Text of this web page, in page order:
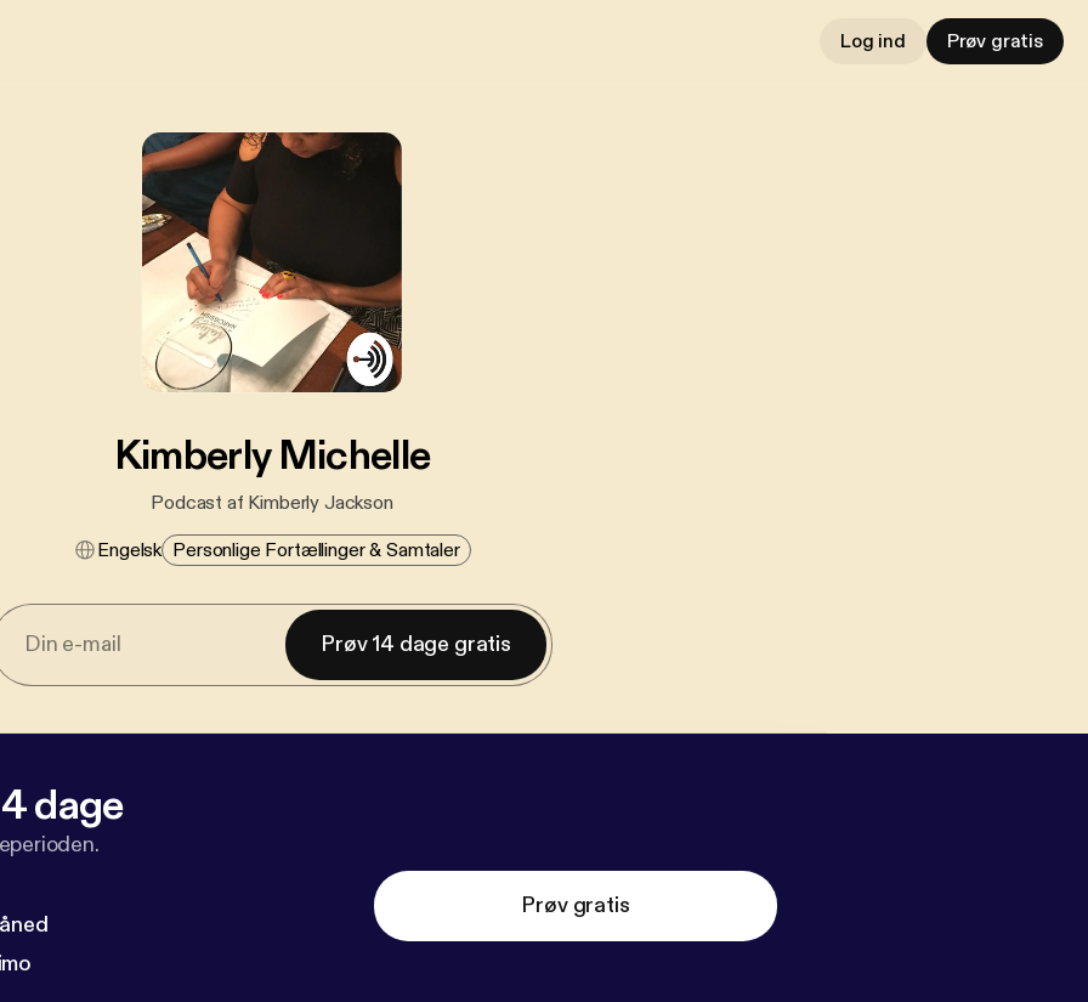
Log ind Prøv gratis
Kimberly Michelle
Podcast af Kimberly Jackson
Engelsk Personlige Fortællinger & Samtaler
Prøv 14 dage gratis
dage
Prøv gratis